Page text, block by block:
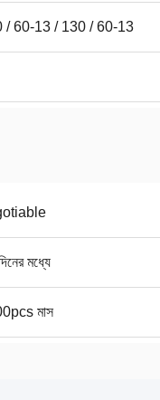
/ 60-13 / 130 / 60-13
মধ্যে
মাস